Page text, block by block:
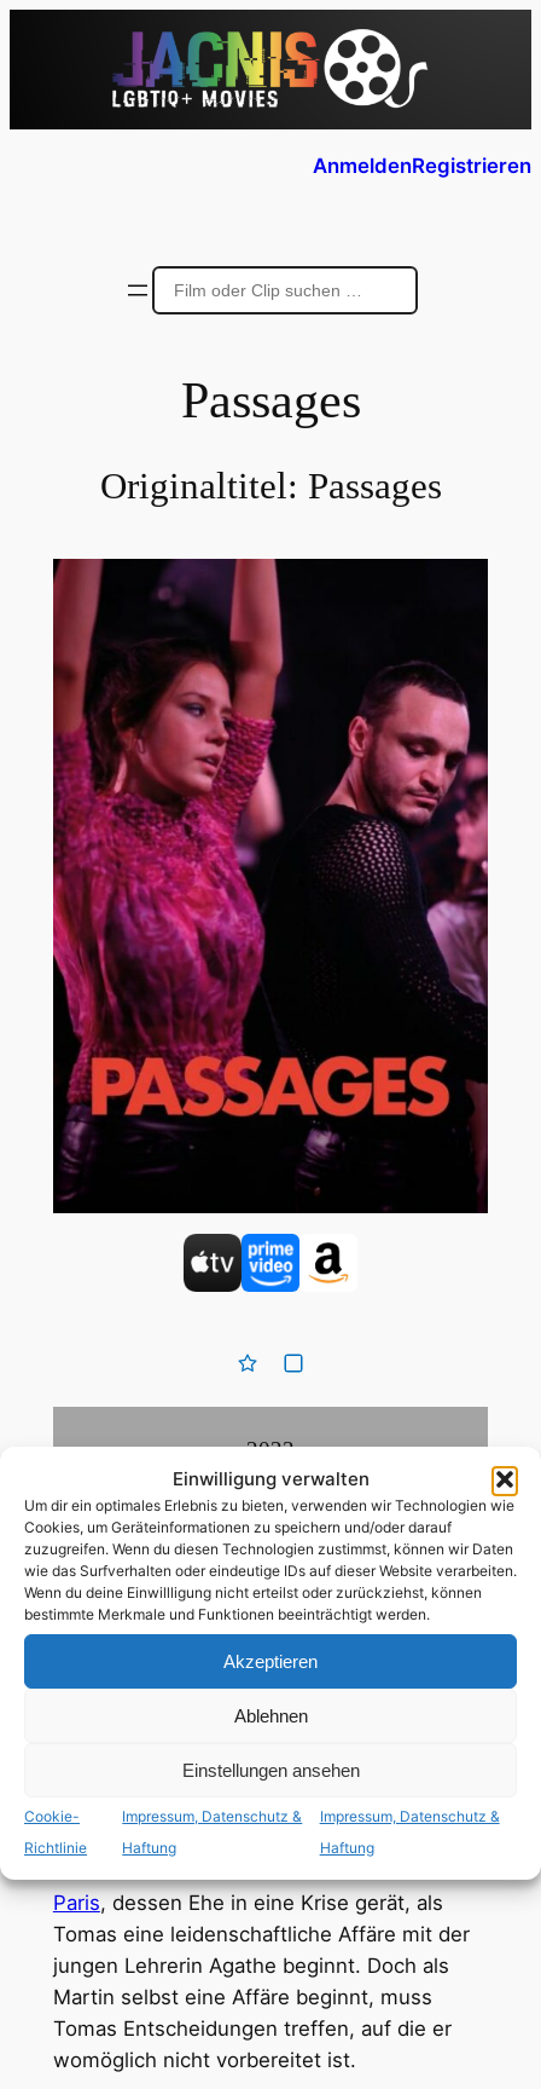
Einwilligung verwalten
Um dir ein optimales Erlebnis zu bieten, verwenden wir Technologien wie
Cookies, um Geräteinformationen zu speichern und/oder darauf
zuzugreifen. Wenn du diesen Technologien zustimmst, können wir Daten
wie das Surfverhalten oder eindeutige IDs auf dieser Website verarbeiten.
Wenn du deine Einwillligung nicht erteilst oder zurückziehst, können
bestimmte Merkmale und Funktionen beeinträchtigt werden.
Akzeptieren
Ablehnen
Einstellungen ansehen
Cookie-
Richtlinie
Impressum, Datenschutz &
Haftung
Impressum, Datenschutz &
Haftung
AnmeldenRegistrieren
Passages
Originaltitel: Passages
2023
Drama,Liebesfilm/Romanze
92 Min
deutsch englisch
Paris, dessen Ehe in eine Krise gerät, als
Tomas eine leidenschaftliche Affäre mit der
jungen Lehrerin Agathe beginnt. Doch als
Martin selbst eine Affäre beginnt, muss
Tomas Entscheidungen treffen, auf die er
womöglich nicht vorbereitet ist.